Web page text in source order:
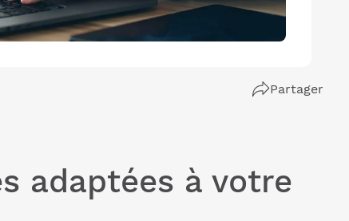
Partager
adaptées à votre